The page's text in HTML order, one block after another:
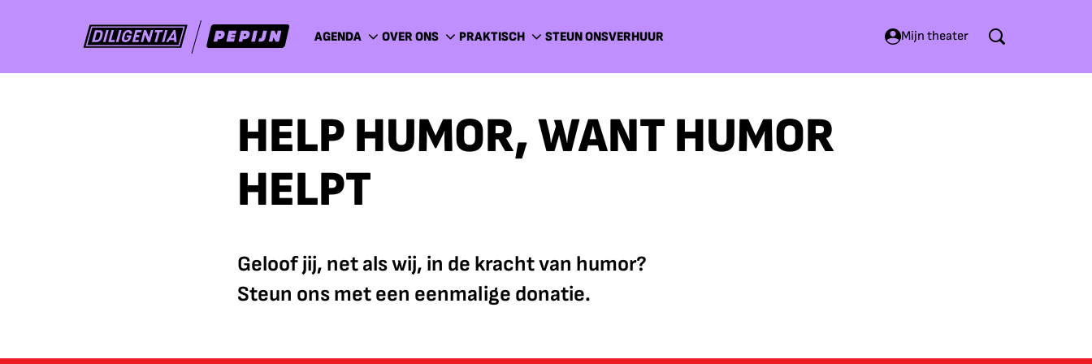
AGENDA OVER ONS PRAKTISCH STEUN ONSVERHUUR Mijn theater
HELP HUMOR, WANT HUMOR
HELPT
Geloof jij, net als wij, in de kracht van humor?
Steun ons met een eenmalige donatie.